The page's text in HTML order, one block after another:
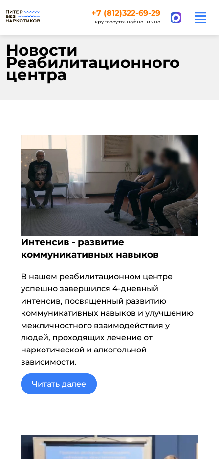
+7 (812)322-69-29
круглосуточно/анонимно
Новости
Реабилитационного
центра
Интенсив - развитие
коммуникативных навыков
В нашем реабилитационном центре
успешно завершился 4-дневный
интенсив, посвященный развитию
коммуникативных навыков и улучшению
межличностного взаимодействия у
людей, проходящих лечение от
наркотической и алкогольной
зависимости.
Читать далее